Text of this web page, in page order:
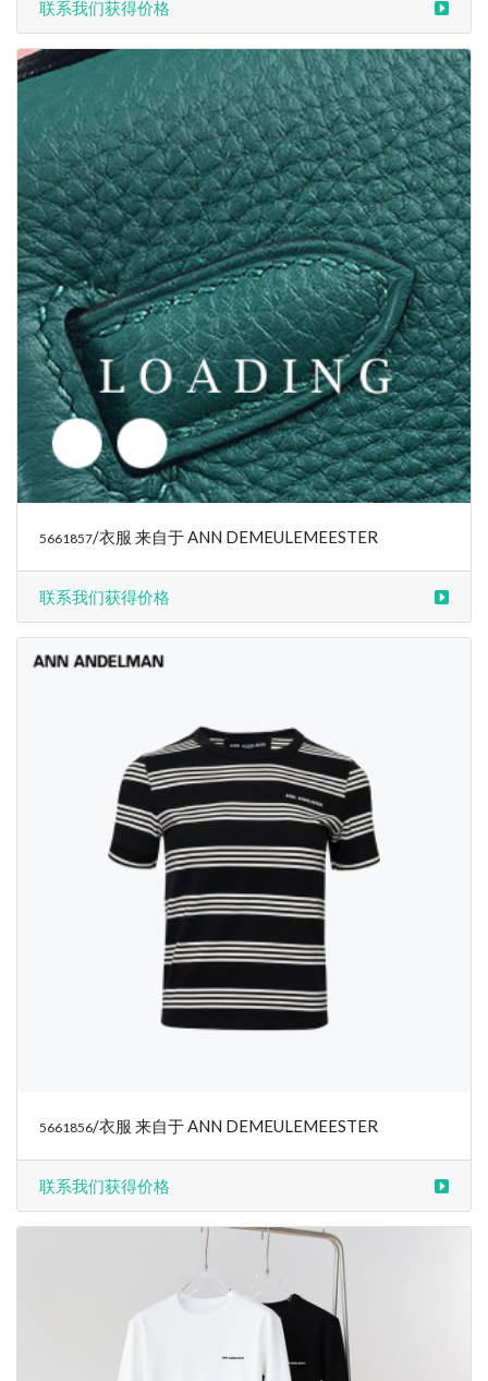
联系我们获得价格
5661857 /衣服 来自于 ANN DEMEULEMEESTER
联系我们获得价格
/衣服 来自于 ANN DEMEULEMEESTER
联系我们获得价格